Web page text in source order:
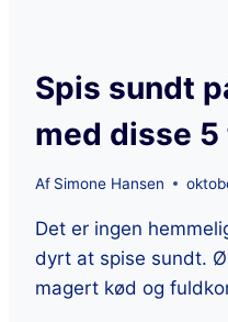
Spis sundt
med disse
Af Simone Hansen
Det er ingen
dyrt at spise sundt.
magert kød og